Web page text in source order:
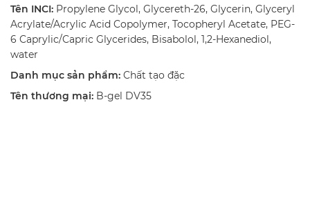
Tên INCI: Propylene Glycol, Glycereth-26, Glycerin, Glyceryl
Acrylate/Acrylic Acid Copolymer, Tocopheryl Acetate, PEG-
6 Caprylic/​Capric Glycerides, Bisabolol, 1,2-Hexanediol,
water
Danh mục sản phẩm: Chất tạo đặc
Tên thương mại: B-gel DV35